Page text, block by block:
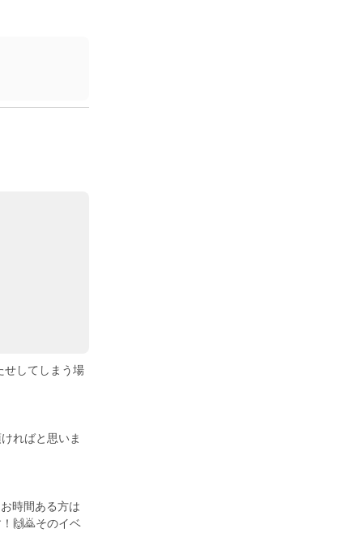
せしてしまう場
ればと思いま
時間ある方は
🙌🙇そのイベ